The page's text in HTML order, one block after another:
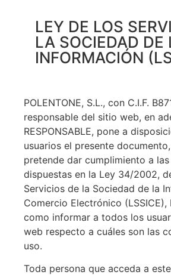
LEY DE LOS
LA SOCIEDAD DE
INFORMACIÓN
POLENTONE, S.L., con C.I.F.
responsable del sitio web, en
RESPONSABLE, pone a
usuarios el presente
pretende dar cumplimiento a
dispuestas en la Ley 34/2002,
Servicios de la Sociedad de la
Comercio Electrónico (LSSICE),
como informar a todos los
web respecto a cuáles son las
uso.
Toda persona que acceda a